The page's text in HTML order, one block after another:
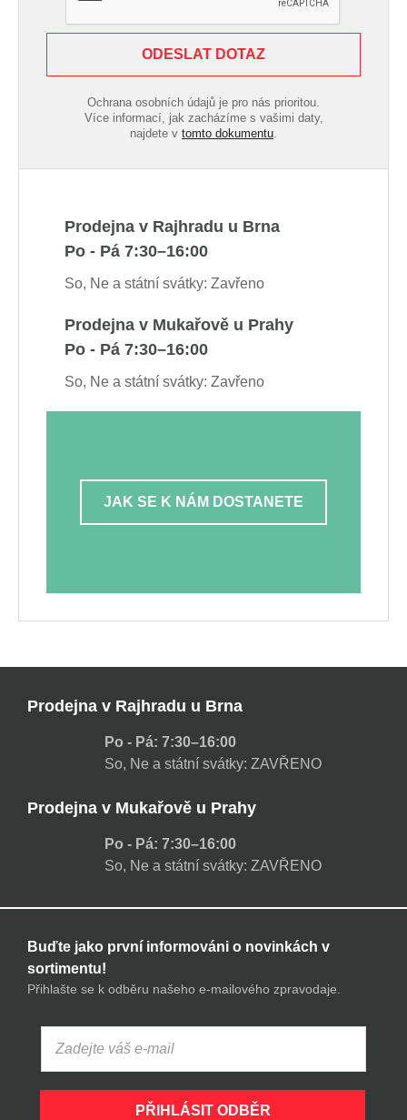
ODESLAT DOTAZ
Ochrana osobních údajů je pro nás prioritou.
Více informací, jak zacházíme s vašimi daty,
najdete v tomto dokumentu.
Prodejna v Rajhradu u Brna
Po - Pá 7:30–16:00
So, Ne a státní svátky: Zavřeno
Prodejna v Mukařově u Prahy
Po - Pá 7:30–16:00
So, Ne a státní svátky: Zavřeno
JAK SE K NÁM DOSTANETE
Prodejna v Rajhradu u Brna
Po - Pá: 7:30–16:00
So, Ne a státní svátky: ZAVŘENO
Prodejna v Mukařově u Prahy
Po - Pá: 7:30–16:00
So, Ne a státní svátky: ZAVŘENO
Buďte jako první informováni o novinkách v
sortimentu!
Přihlašte se k odběru našeho e-mailového zpravodaje.
PŘIHLÁSIT ODBĚR